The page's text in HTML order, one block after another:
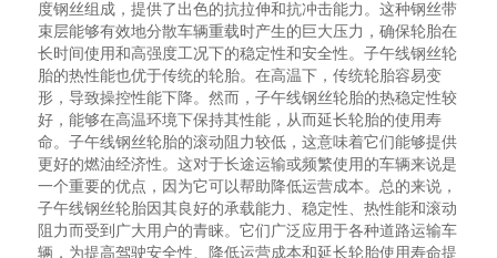
度钢丝组成，提供了出色的抗拉伸和抗冲击能力。这种钢丝带
束层能够有效地分散车辆重载时产生的巨大压力，确保轮胎在
长时间使用和高强度工况下的稳定性和安全性。子午线钢丝轮
胎的热性能也优于传统的轮胎。在高温下，传统轮胎容易变
形，导致操控性能下降。然而，子午线钢丝轮胎的热稳定性较
好，能够在高温环境下保持其性能，从而延长轮胎的使用寿
命。子午线钢丝轮胎的滚动阻力较低，这意味着它们能够提供
更好的燃油经济性。这对于长途运输或频繁使用的车辆来说是
一个重要的优点，因为它可以帮助降低运营成本。总的来说，
子午线钢丝轮胎因其良好的承载能力、稳定性、热性能和滚动
阻力而受到广大用户的青睐。它们广泛应用于各种道路运输车
辆，为提高驾驶安全性、降低运营成本和延长轮胎使用寿命提